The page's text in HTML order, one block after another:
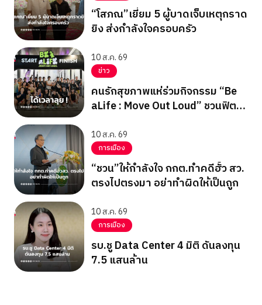
“โสภณ”เยี่ยม 5 ผู้บาดเจ็บเหตุกราด
ยิง ส่งกำลังใจครอบครัว
10 ส.ค. 69
ข่าว
คนรักสุขภาพแห่ร่วมกิจกรรม “Be
aLife : Move Out Loud” ชวนฟิต
10 ส.ค. 69
การเมือง
“ชวน”ให้กำลังใจ กกต.ทำคดีฮั้ว สว.
ตรงไปตรงมา อย่าทำผิดให้เป็นถูก
10 ส.ค. 69
การเมือง
รบ.ชู Data Center 4 มิติ ดันลงทุน
7.5 แสนล้าน